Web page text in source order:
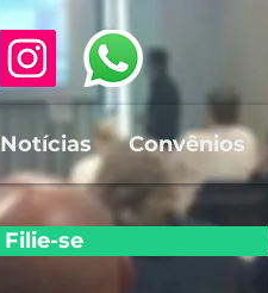
Notícias Convênios
Filie-se